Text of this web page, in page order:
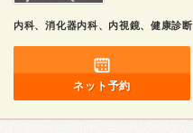
内科、消化器内科、内視鏡、健康診断
ネット予約